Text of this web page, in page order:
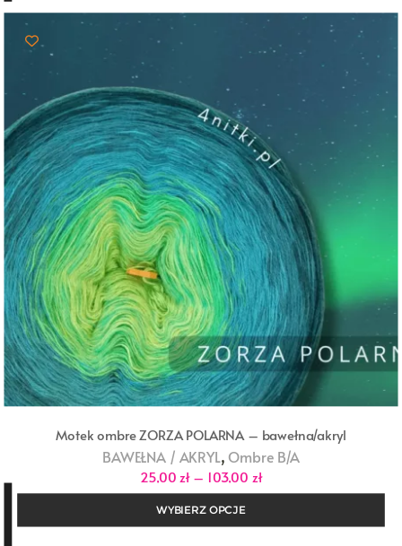
Motek ombre ZORZA POLARNA – bawełna/akryl
BAWEŁNA / AKRYL, Ombre B/A
25,00 zł – 103,00 złZakres
cen:
do
WYBIERZ OPCJE